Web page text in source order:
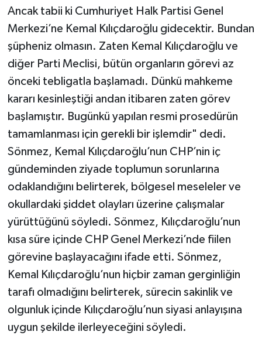
Ancak tabii ki Cumhuriyet Halk Partisi Genel
Merkezi’ne Kemal Kılıçdaroğlu gidecektir. Bundan
şüpheniz olmasın. Zaten Kemal Kılıçdaroğlu ve
diğer Parti Meclisi, bütün organların görevi az
önceki tebligatla başlamadı. Dünkü mahkeme
kararı kesinleştiği andan itibaren zaten görev
başlamıştır. Bugünkü yapılan resmi prosedürün
tamamlanması için gerekli bir işlemdir" dedi.
Sönmez, Kemal Kılıçdaroğlu’nun CHP’nin iç
gündeminden ziyade toplumun sorunlarına
odaklandığını belirterek, bölgesel meseleler ve
okullardaki şiddet olayları üzerine çalışmalar
yürüttüğünü söyledi. Sönmez, Kılıçdaroğlu’nun
kısa süre içinde CHP Genel Merkezi’nde fiilen
görevine başlayacağını ifade etti. Sönmez,
Kemal Kılıçdaroğlu’nun hiçbir zaman gerginliğin
tarafı olmadığını belirterek, sürecin sakinlik ve
olgunluk içinde Kılıçdaroğlu’nun siyasi anlayışına
uygun şekilde ilerleyeceğini söyledi.